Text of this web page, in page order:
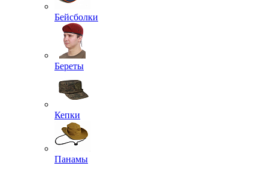
Бейсболки
Береты
Кепки
Панамы